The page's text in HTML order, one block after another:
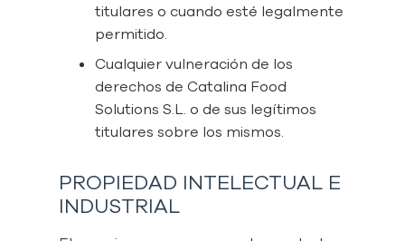
titulares o cuando esté legalmente
permitido.
Cualquier vulneración de los
derechos de Catalina Food
Solutions S.L. o de sus legítimos
titulares sobre los mismos.
PROPIEDAD INTELECTUAL E
INDUSTRIAL